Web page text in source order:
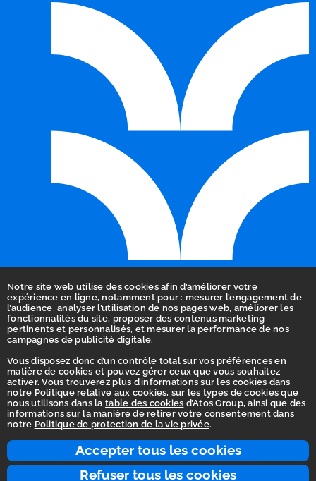
Accepter tous les cookies
Refuser tous les cookies
Notre site web utilise des cookies afin d’améliorer votre
expérience en ligne, notamment pour : mesurer l’engagement de
l’audience, analyser l’utilisation de nos pages web, améliorer les
fonctionnalités du site, proposer des contenus marketing
pertinents et personnalisés, et mesurer la performance de nos
campagnes de publicité digitale.
Vous disposez donc d’un contrôle total sur vos préférences en
matière de cookies et pouvez gérer ceux que vous souhaitez
activer. Vous trouverez plus d’informations sur les cookies dans
notre Politique relative aux cookies, sur les types de cookies que
nous utilisons dans la table des cookies d’Atos Group, ainsi que des
informations sur la manière de retirer votre consentement dans
notre Politique de protection de la vie privée.
Accueil
Déclaration d’accessibilité
Vie privée
Ligne d'intégrité
Conditions d’utilisation